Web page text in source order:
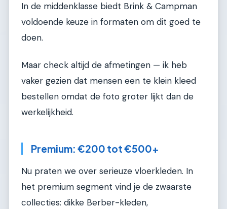
In de middenklasse biedt Brink & Campman
voldoende keuze in formaten om dit goed te
doen.
Maar check altijd de afmetingen — ik heb
vaker gezien dat mensen een te klein kleed
bestellen omdat de foto groter lijkt dan de
werkelijkheid.
Premium: €200 tot €500+
Nu praten we over serieuze vloerkleden. In
het premium segment vind je de zwaarste
collecties: dikke Berber-kleden,